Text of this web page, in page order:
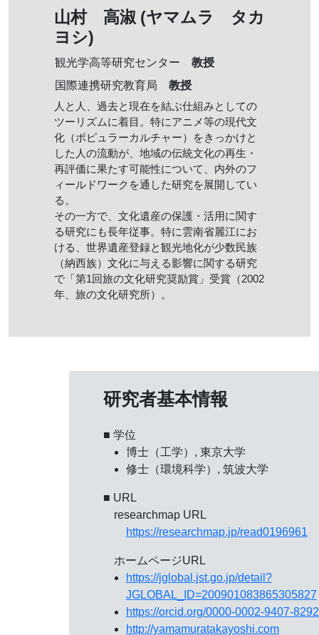
山村 高淑 (ヤマムラ タカ
ヨシ)
観光学高等研究センター
教授
国際連携研究教育局
教授
人と人、過去と現在を結ぶ仕組みとしての
ツーリズムに着目。特にアニメ等の現代文
化（ポピュラーカルチャー）をきっかけと
した人の流動が、地域の伝統文化の再生・
再評価に果たす可能性について、内外のフ
ィールドワークを通した研究を展開してい
る。
その一方で、文化遺産の保護・活用に関す
る研究にも長年従事。特に雲南省麗江にお
ける、世界遺産登録と観光地化が少数民族
（納西族）文化に与える影響に関する研究
で「第1回旅の文化研究奨励賞」受賞（2002
年、旅の文化研究所）。
研究者基本情報
■ 学位
博士（工学）, 東京大学
修士（環境科学）, 筑波大学
■ URL
researchmap URL
https://researchmap.jp/read0196961
ホームページURL
https://jglobal.jst.go.jp/detail?
JGLOBAL_ID=200901083865305827
https://orcid.org/0000-0002-9407-8292
http://yamamuratakayoshi.com